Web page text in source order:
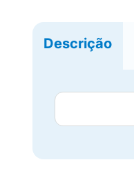
Descrição